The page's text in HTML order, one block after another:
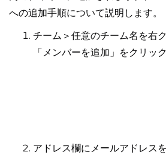
への追加手順について説明します。
チーム＞任意のチーム名を右ク
「メンバーを追加」をクリック
アドレス欄にメールアドレス